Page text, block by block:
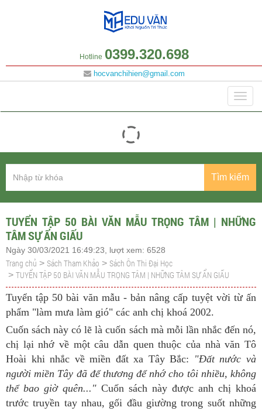
Hotline 0399.320.698
hocvanchihien@gmail.com
Tìm kiếm
TUYỂN TẬP 50 BÀI VĂN MẪU TRỌNG TÂM | NHỮNG
TÂM SỰ ẨN GIẤU
Ngày 30/03/2021 16:49:23, lượt xem: 6528
Trang chủ > Sách Tham Khảo > Sách Ôn Thi Đại Học
> TUYỂN TẬP 50 BÀI VĂN MẪU TRỌNG TÂM | NHỮNG TÂM SỰ ẨN GIẤU
Tuyển tập 50 bài văn mẫu - bản nâng cấp tuyệt vời từ ấn
phẩm "làm mưa làm gió" các anh chị khoá 2002.
Cuốn sách này có lẽ là cuốn sách mà mỗi lần nhắc đến nó,
chị lại nhớ về một câu dẫn quen thuộc của nhà văn Tô
Hoài khi nhắc về miền đất xa Tây Bắc: "Đất nước và
người miền Tây đã để thương để nhớ cho tôi nhiều, không
thể bao giờ quên..." Cuốn sách này được anh chị khoá
trước truyền tay nhau, gối đầu giường trong suốt những